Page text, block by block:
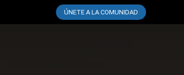
ÚNETE A LA COMUNIDAD